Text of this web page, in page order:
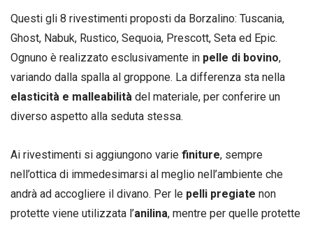
Questi gli 8 rivestimenti proposti da Borzalino: Tuscania,
Ghost, Nabuk, Rustico, Sequoia, Prescott, Seta ed Epic.
Ognuno è realizzato esclusivamente in pelle di bovino,
variando dalla spalla al groppone. La differenza sta nella
elasticità e malleabilità del materiale, per conferire un
diverso aspetto alla seduta stessa.
Ai rivestimenti si aggiungono varie finiture, sempre
nell’ottica di immedesimarsi al meglio nell’ambiente che
andrà ad accogliere il divano. Per le pelli pregiate non
protette viene utilizzata l’anilina, mentre per quelle protette